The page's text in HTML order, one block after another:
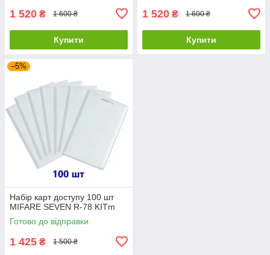
1 520 ₴ 1 600 ₴
Купити
1 520 ₴ 1 600 ₴
Купити
–5%
Набір карт доступу 100 шт
MIFARE SEVEN R-78 KITm
Готово до відправки
1 425 ₴ 1 500 ₴